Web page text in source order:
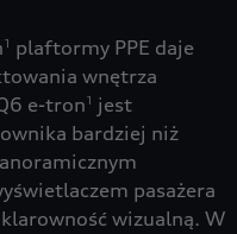
1
plaftormy PPE daje
wnętrza
e-tron1
jest
bardziej niż
pasażera
wizualną. W